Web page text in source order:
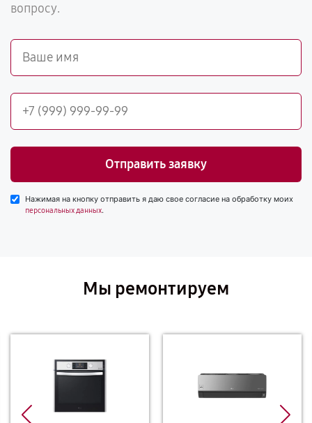
вопросу.
Отправить заявку
Нажимая на кнопку отправить я даю свое согласие на обработку моих
персональных данных.
Мы ремонтируем